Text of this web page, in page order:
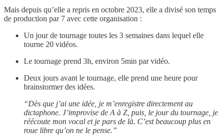
Mais depuis qu’elle a repris en octobre 2023, elle a divisé son temps
de production par 7 avec cette organisation :
Un jour de tournage toutes les 3 semaines dans lequel elle
tourne 20 vidéos.
Le tournage prend 3h, environ 5min par vidéo.
Deux jours avant le tournage, elle prend une heure pour
brainstormer des idées.
“Dès que j’ai une idée, je m’enregistre directement au
dictaphone. J’improvise de A à Z, puis, le jour du tournage, je
réécoute mon vocal et je pars de là. C’est beaucoup plus en
roue libre qu’on ne le pense.”